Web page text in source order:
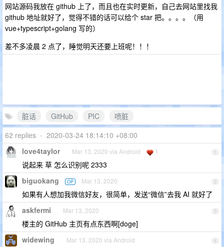
网站源码我放在 github 上了，而且也在实时更新，自己去网站里找我
github 地址就好了，觉得不错的话可以给个 star 把。。。。（用
vue+typescript+golang 写的）
差不多凌晨 2 点了，睡觉明天还要上班呢！！！
脏话 GitHub PIC
喷脏
62 replies • 2020-03-24 18:14:10 +08:00
1
love4taylor Mar 13, 2020 via Android 1
说起来 草 怎么识别呢 2333
2
biguokang OP Mar 13, 2020
如果有人想加我微信好友，很简单，发送“微信”去我 AI 就好了
3
askfermi Mar 13, 2020
楼主的 GitHub 主页有点东西啊[doge]
4
widewing Mar 13, 2020 via Android